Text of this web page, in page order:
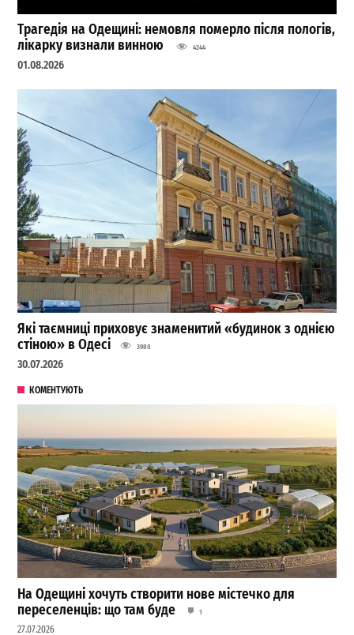
Трагедія на Одещині: немовля померло після пологів,
лікарку визнали винною
4244
01.08.2026
Які таємниці приховує знаменитий «будинок з однією
стіною» в Одесі
3980
30.07.2026
КОМЕНТУЮТЬ
На Одещині хочуть створити нове містечко для
переселенців: що там буде
1
27.07.2026